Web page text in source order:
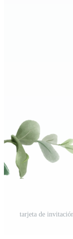
tarjeta de